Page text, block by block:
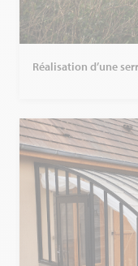
Réalisation d’une